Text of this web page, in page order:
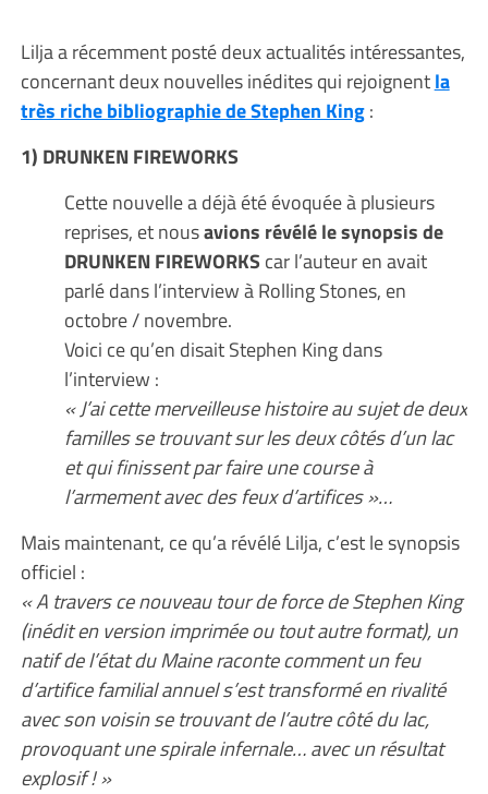
Lilja a récemment posté deux actualités intéressantes,
concernant deux nouvelles inédites qui rejoignentla
très riche bibliographie de Stephen King:
1) DRUNKEN FIREWORKS
Cette nouvelle a déjà été évoquée à plusieurs
reprises, et nousavions révélé le synopsis de
DRUNKEN FIREWORKS car l’auteur en avait
parlé dans l’interview à Rolling Stones, en
octobre / novembre.
Voici ce qu’en disait Stephen King dans
l’interview :
« J’ai cette merveilleuse histoire au sujet de deux
familles se trouvant sur les deux côtés d’un lac
et qui finissent par faire une course à
l’armement avec des feux d’artifices »…
Mais maintenant, ce qu’a révélé Lilja, c’est le synopsis
officiel :
« A travers ce nouveau tour de force de Stephen King
(inédit en version imprimée ou tout autre format), un
natif de l’état du Maine raconte comment un feu
d’artifice familial annuel s’est transformé en rivalité
avec son voisin se trouvant de l’autre côté du lac,
provoquant une spirale infernale… avec un résultat
explosif ! »